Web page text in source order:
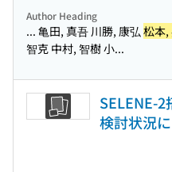
Author Heading
... 亀田, 真吾 川勝, 康弘松本,
智克 中村, 智樹 小...
SELENE-
検討状況